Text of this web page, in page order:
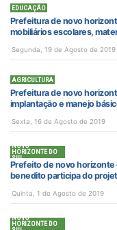
EDUCAÇÃO
Prefeitura de novo
mobiliários escolares,
Segunda, 19 de Agosto de 2019
AGRICULTURA
Prefeitura de novo
implantação e manejo
Sexta, 16 de Agosto de 2019
NOVO
HORIZONTE DO
SUL
Prefeito de novo horizonte
benedito participa do
Quinta, 1 de Agosto de 2019
NOVO
HORIZONTE DO